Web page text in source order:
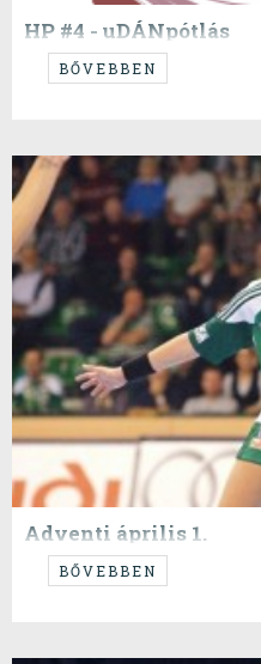
HP #4 - uDÁNpótlás
Dániasport Andris mesél a
BŐVEBBEN
Adventi április 1.
Ismét egy vendégposzt, friss és
BŐVEBBEN